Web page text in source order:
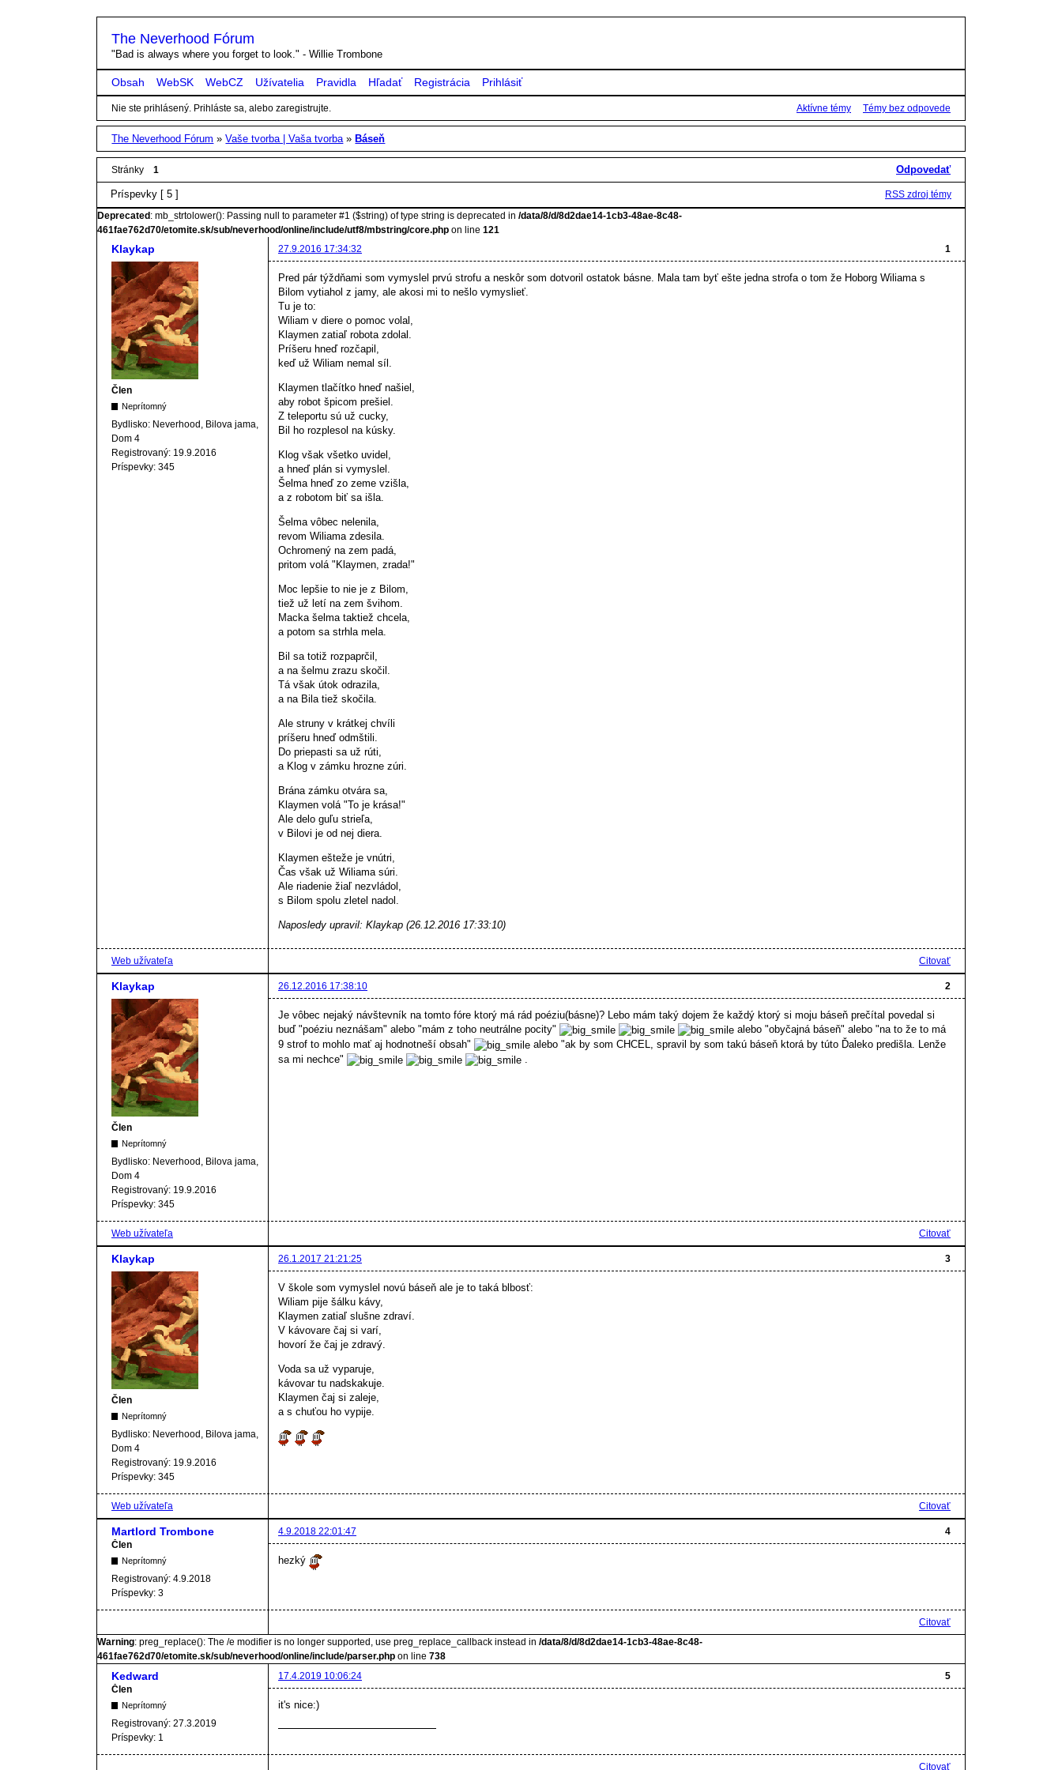
The Neverhood Fórum
"Bad is always where you forget to look." - Willie Trombone
Obsah WebSK WebCZ Užívatelia Pravidla Hľadať Registrácia Prihlásiť
Nie ste prihlásený. Prihláste sa, alebo zaregistrujte. Aktívne témy Témy bez odpovede
The Neverhood Fórum »Vaše tvorba | Vaša tvorba » Báseň
Stránky 1 Odpovedať
RSS zdroj témy
Príspevky [ 5 ]
Deprecated: mb_strtolower(): Passing null to parameter #1 ($string) of type string is deprecated in /data/8/d/8d2dae14-1cb3-48ae-8c48-
461fae762d70/etomite.sk/sub/neverhood/online/include/utf8/mbstring/core.php on line 121
1
Klaykap 27.9.2016 17:34:32
Člen
Neprítomný
Bydlisko: Neverhood, Bilova jama,
Dom 4
Registrovaný: 19.9.2016
Príspevky: 345
Pred pár týždňami som vymyslel prvú strofu a neskôr som dotvoril ostatok básne. Mala tam byť ešte jedna strofa o tom že Hoborg Wiliama s
Bilom vytiahol z jamy, ale akosi mi to nešlo vymyslieť.
Tu je to:
Wiliam v diere o pomoc volal,
Klaymen zatiaľ robota zdolal.
Príšeru hneď rozčapil,
keď už Wiliam nemal síl.
Klaymen tlačítko hneď našiel,
aby robot špicom prešiel.
Z teleportu sú už cucky,
Bil ho rozplesol na kúsky.
Klog však všetko uvidel,
a hneď plán si vymyslel.
Šelma hneď zo zeme vzišla,
a z robotom biť sa išla.
Šelma vôbec nelenila,
revom Wiliama zdesila.
Ochromený na zem padá,
pritom volá "Klaymen, zrada!"
Moc lepšie to nie je z Bilom,
tiež už letí na zem švihom.
Macka šelma taktiež chcela,
a potom sa strhla mela.
Bil sa totiž rozpaprčil,
a na šelmu zrazu skočil.
Tá však útok odrazila,
a na Bila tiež skočila.
Ale struny v krátkej chvíli
príšeru hneď odmštili.
Do priepasti sa už rúti,
a Klog v zámku hrozne zúri.
Brána zámku otvára sa,
Klaymen volá "To je krása!"
Ale delo guľu strieľa,
v Bilovi je od nej diera.
Klaymen ešteže je vnútri,
Čas však už Wiliama súri.
Ale riadenie žiaľ nezvládol,
s Bilom spolu zletel nadol.
Naposledy upravil: Klaykap (26.12.2016 17:33:10)
Web užívateľa Citovať
2
Klaykap 26.12.2016 17:38:10
Člen
Neprítomný
Bydlisko: Neverhood, Bilova jama,
Dom 4
Registrovaný: 19.9.2016
Príspevky: 345
Je vôbec nejaký návštevník na tomto fóre ktorý má rád poéziu(básne)? Lebo mám taký dojem že každý ktorý si moju báseň prečítal povedal si
buď "poéziu neznášam" alebo "mám z toho neutrálne pocity"
alebo "obyčajná báseň" alebo "na to že to má
9 strof to mohlo mať aj hodnotneší obsah"
alebo "ak by som CHCEL, spravil by som takú báseň ktorá by túto Ďaleko predišla. Lenže
sa mi nechce"
.
Web užívateľa Citovať
3
Klaykap 26.1.2017 21:21:25
Člen
Neprítomný
Bydlisko: Neverhood, Bilova jama,
Dom 4
Registrovaný: 19.9.2016
Príspevky: 345
V škole som vymyslel novú báseň ale je to taká blbosť:
Wiliam pije šálku kávy,
Klaymen zatiaľ slušne zdraví.
V kávovare čaj si varí,
hovorí že čaj je zdravý.
Voda sa už vyparuje,
kávovar tu nadskakuje.
Klaymen čaj si zaleje,
a s chuťou ho vypije.
Web užívateľa Citovať
4
Martlord Trombone
4.9.2018 22:01:47
Člen
Neprítomný
Registrovaný: 4.9.2018
Príspevky: 3
hezký
Citovať
Warning: preg_replace(): The /e modifier is no longer supported, use preg_replace_callback instead in /data/8/d/8d2dae14-1cb3-48ae-8c48-
461fae762d70/etomite.sk/sub/neverhood/online/include/parser.php on line 738
5
Kedward
17.4.2019 10:06:24
Člen
Neprítomný
Registrovaný: 27.3.2019
Príspevky: 1
it's nice:)
Citovať